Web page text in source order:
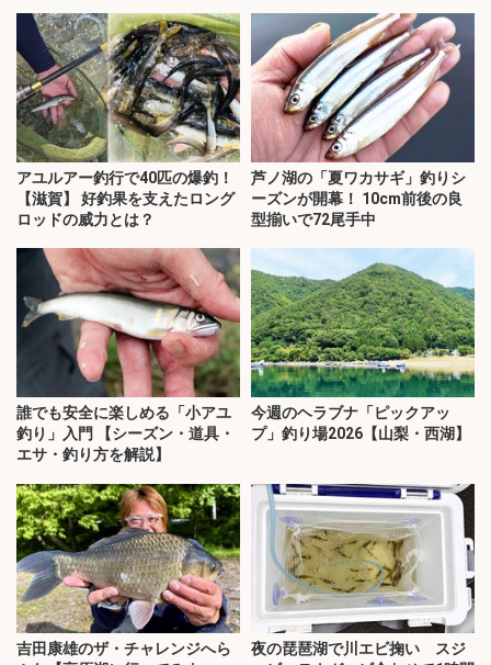
アユルアー釣行で40匹の爆釣！
【滋賀】 好釣果を支えたロング
ロッドの威力とは？
芦ノ湖の「夏ワカサギ」釣りシ
ーズンが開幕！ 10cm前後の良
型揃いで72尾手中
誰でも安全に楽しめる「小アユ
釣り」入門 【シーズン・道具・
エサ・釣り方を解説】
今週のヘラブナ「ピックアッ
プ」釣り場2026【山梨・西湖】
吉田康雄のザ・チャレンジへら
夜の琵琶湖で川エビ掬い スジ